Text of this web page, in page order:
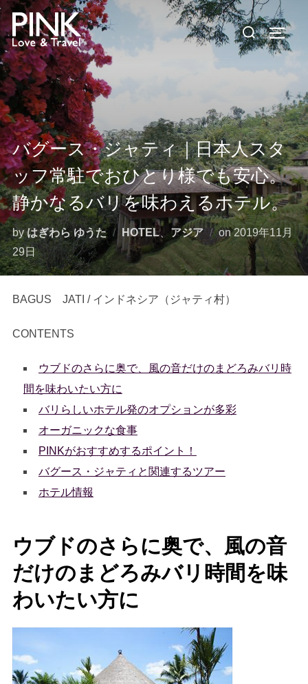
コ
ン
テ
ン
ツ
へ
ス
キ
ッ
プ
検
索
サイド
バグース・ジャティ｜日本人スタ
ッフ常駐でおひとり様でも安心。
静かなるバリを味わえるホテル。
byはぎわら ゆうた HOTEL、 アジア on投
日:
2019年11月
29日
BAGUS JATI / インドネシア（ジャティ村）
CONTENTS
ウブドのさらに奥で、風の音だけのまどろみバリ時
間を味わいたい方に
バリらしいホテル発のオプションが多彩
オーガニックな食事
PINKがおすすめするポイント！
バグース・ジャティと関連するツアー
ホテル情報
ウブドのさらに奥で、風の音
だけのまどろみバリ時間を味
わいたい方に